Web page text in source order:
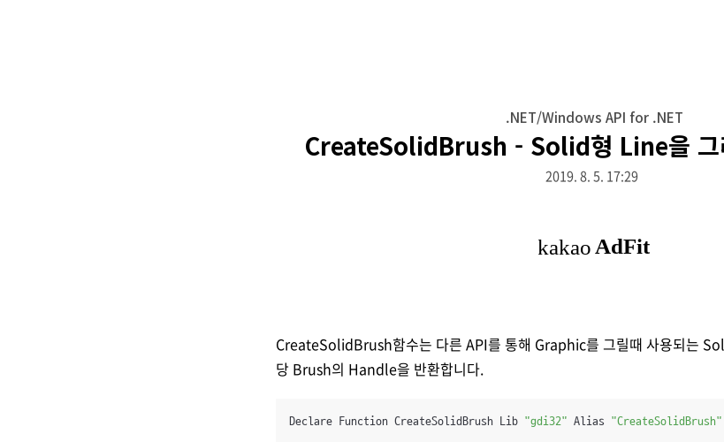
.NET/Windows API for .NET
CreateSolidBrush - Solid형 Line을 그
2019. 8. 5. 17:29
CreateSolidBrush함수는 다른 API를 통해 Graphic를 그릴때 사용되는
당 Brush의 Handle을 반환합니다.
Declare Function CreateSolidBrush Lib "gdi32" Alias "CreateSolidBrush"